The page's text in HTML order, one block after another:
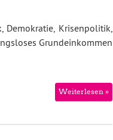
Krisenpolitik,
Grundeinkommen
Weiterlesen »